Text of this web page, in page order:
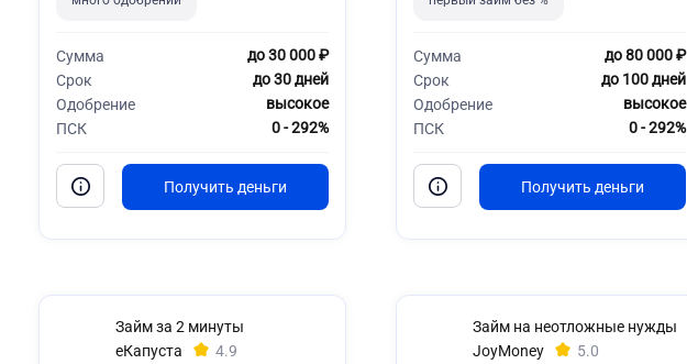
Сумма
до 30 000 ₽
Срок
до 30 дней
Одобрение
высокое
ПСК
0 - 292%
Сумма
до 80 000 ₽
Срок
до 100 дней
Одобрение
высокое
ПСК
0 - 292%
Займ за 2 минуты
еКапуста
4.9
Займ на неотложные нужды
JoyMoney
5.0